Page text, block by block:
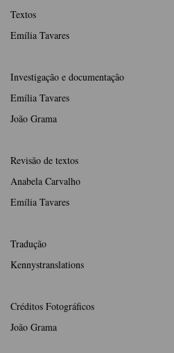
Textos
Emília Tavares
Investigação e documentação
Emília Tavares
João Grama
Revisão de textos
Anabela Carvalho
Emília Tavares
Tradução
Kennystranslations
Créditos Fotográficos
João Grama